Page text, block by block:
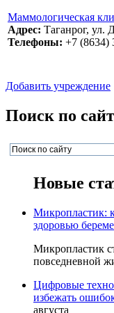
Маммологическая
Адрес: Таганрог, ул.
Телефоны: +7 (8634)
Добавить учреждение
Поиск по
Новые
Микропластик:
здоровью
Микропластик
повседневной
Цифровые
избежать
августа